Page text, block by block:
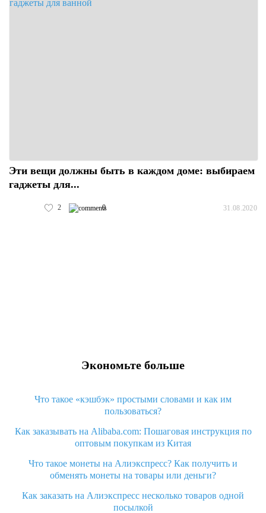
Эти вещи должны быть в каждом доме: выбираем
гаджеты для...
2 0 31.08.2020
Экономьте больше
Что такое «кэшбэк» простыми словами и как им
пользоваться?
Как заказывать на Alibaba.com: Пошаговая инструкция по
оптовым покупкам из Китая
Что такое монеты на Алиэкспресс? Как получить и
обменять монеты на товары или деньги?
Как заказать на Алиэкспресс несколько товаров одной
посылкой